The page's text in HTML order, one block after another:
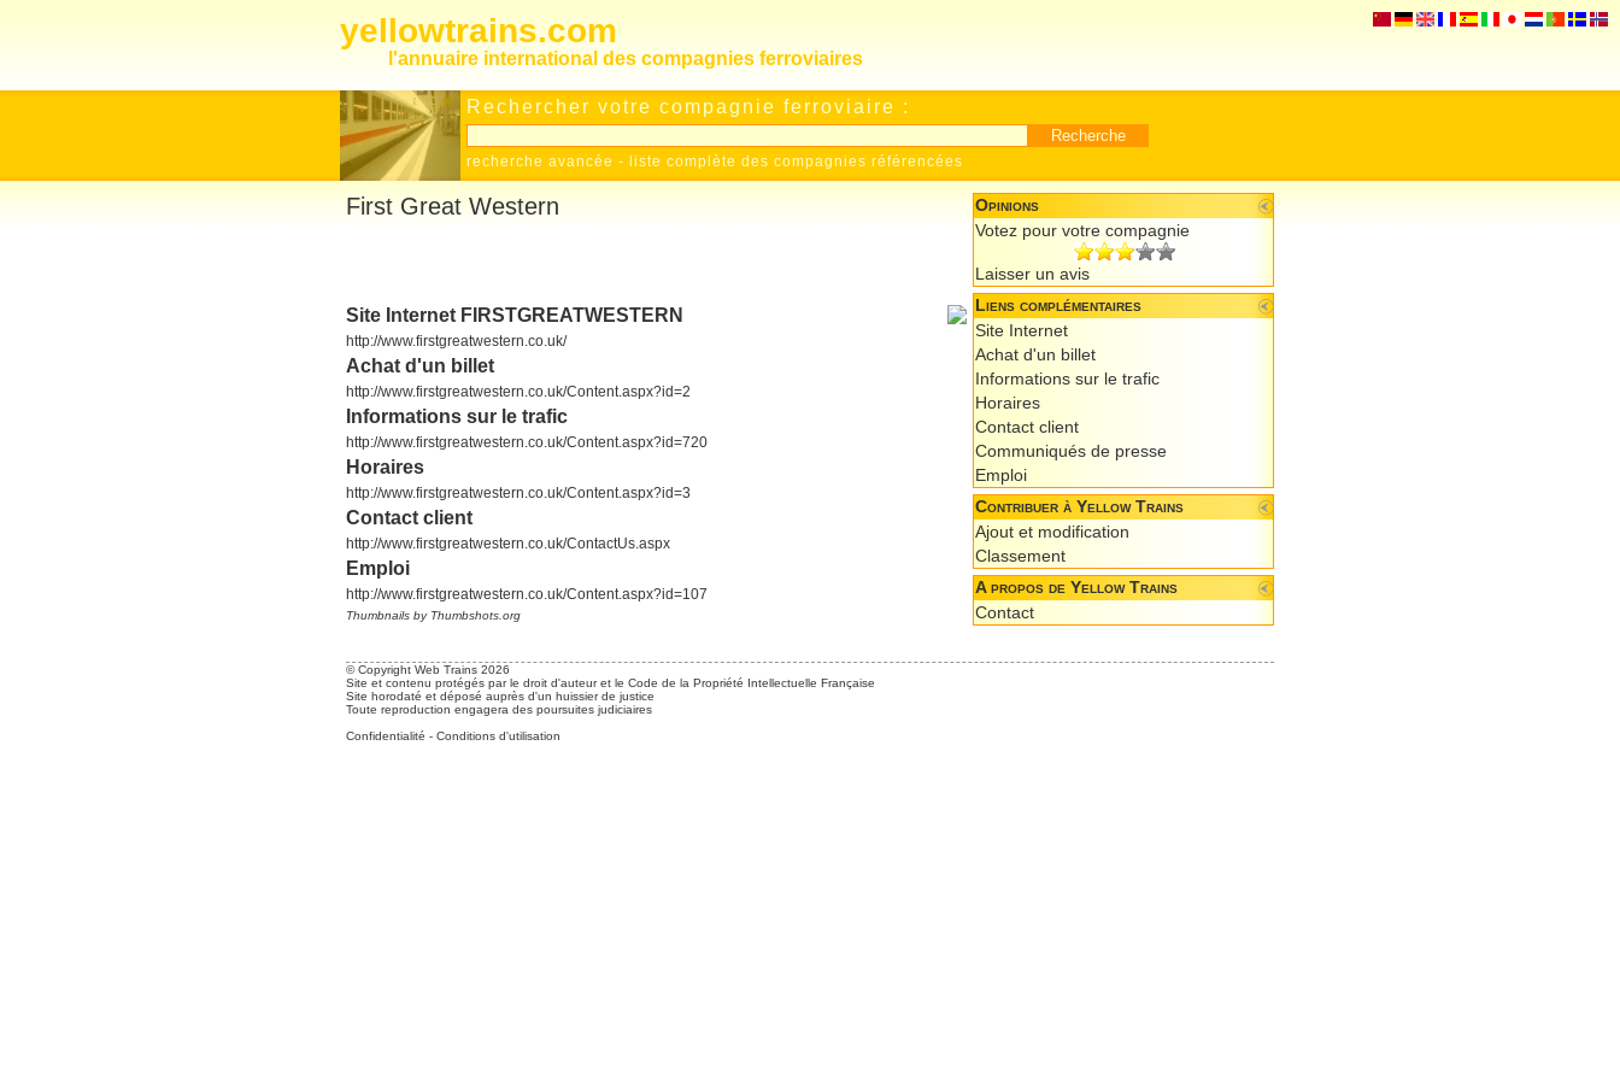
yellowtrains.com
l'annuaire international des compagnies ferroviaires
Rechercher votre compagnie ferroviaire :
recherche avancée - liste complète des compagnies référencées
First Great Western
Site Internet FIRSTGREATWESTERN
http://www.firstgreatwestern.co.uk/
Achat d'un billet
http://www.firstgreatwestern.co.uk/Content.aspx?id=2
Informations sur le trafic
http://www.firstgreatwestern.co.uk/Content.aspx?id=720
Horaires
http://www.firstgreatwestern.co.uk/Content.aspx?id=3
Contact client
http://www.firstgreatwestern.co.uk/ContactUs.aspx
Emploi
http://www.firstgreatwestern.co.uk/Content.aspx?id=107
Thumbnails by Thumbshots.org
Opinions
Votez pour votre compagnie
Laisser un avis
Liens complémentaires
Site Internet
Achat d'un billet
Informations sur le trafic
Horaires
Contact client
Communiqués de presse
Emploi
Contribuer à Yellow Trains
Ajout et modification
Classement
A propos de Yellow Trains
Contact
© Copyright Web Trains 2026
Site et contenu protégés par le droit d'auteur et le Code de la Propriété Intellectuelle Française
Site horodaté et déposé auprès d'un huissier de justice
Toute reproduction engagera des poursuites judiciaires
Confidentialité - Conditions d'utilisation